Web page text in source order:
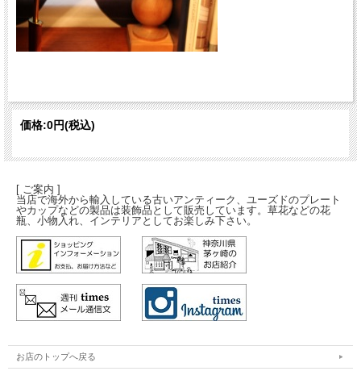
価格:0円(税込)
[ ご案内 ]
当店で海外から輸入している古いアンティーク、ユーズドのプレート
やカップなどの製品は装飾品として販売しています。草花などの花
瓶、小物入れ、インテリアとしてお楽しみ下さい。
お店のトップへ戻る